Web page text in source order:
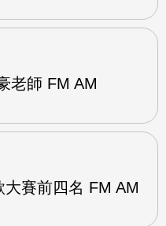
老師 FM AM
賽前四名 FM AM